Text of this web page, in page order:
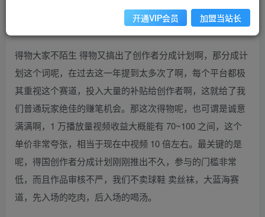
得物大家不陌生 得物又搞出了创作者分成计划啊，那分成计
划这个词呢，在过去这一年提到太多次了啊，每个平台都极
其重视这个赛道，投入大量的补贴给创作者啊，这就给了我
们普通玩家绝佳的赚笔机会。那这次得物呢，也可谓是诚意
满满啊，1 万播放量视频收益大概能有 70~100 之间，这个
单价非常夸张，相当于现在中视频 10 倍左右。最关键的是
呢，得国创作者分成计划刚刚推出不久，参与的门槛非常
低，而且作品审核不严，我们不卖球鞋 卖丝袜，大蓝海赛
道，先入场的吃肉，后入场的喝汤。
开通VIP会员 加盟当站长